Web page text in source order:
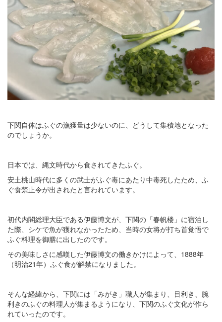
下関自体はふぐの漁獲量は少ないのに、どうして集積地となった
のでしょうか。
日本では、縄文時代から食されてきたふぐ。
安土桃山時代に多くの武士がふぐ毒にあたり中毒死したため、ふ
ぐ食禁止令が出されたと言われています。
初代内閣総理大臣である伊藤博文が、下関の「春帆楼」に宿泊し
た際、シケで魚が獲れなかったため、当時の女将が打ち首覚悟で
ふぐ料理を御膳に出したのです。
その美味しさに感嘆した伊藤博文の働きかけによって、1888年
（明治21年）ふぐ食が解禁になりました。
そんな経緯から、下関には「みがき」職人が集まり、目利き、腕
利きのふぐの料理人が集まるようになり、下関のふぐ文化が作ら
れていったのです。